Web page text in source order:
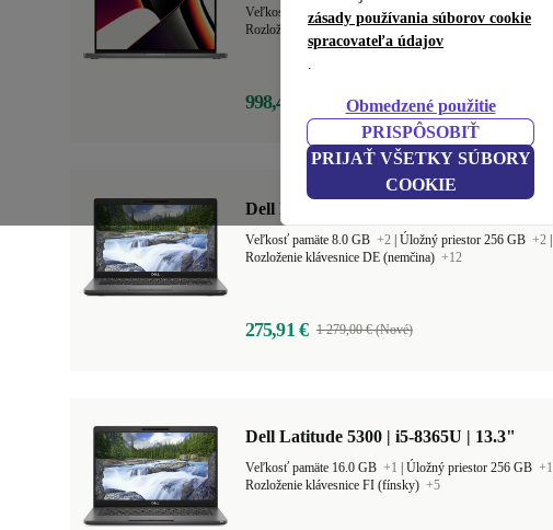
zásady používania súborov cookie
spracovateľa údajov
.
Obmedzené použitie
PRISPÔSOBIŤ
PRIJAŤ VŠETKY SÚBORY
COOKIE
Veľkosť pamäte 16.0 GB+2 |Úložný priestor 512 GB
Rozloženie klávesnice SK (slovak)+17
998,41 € 2 749,00 € (Nové)
Dell Latitude 5400 | i7-8665U | 14"
Veľkosť pamäte 8.0 GB +2 Úložný priestor 256 GB +2
Rozloženie klávesnice DE (nemčina) +12
275,91 € 1 279,00 € (Nové)
Dell Latitude 5300 | i5-8365U | 13.3"
Veľkosť pamäte 16.0 GB +1 Úložný priestor 256 GB +1
Rozloženie klávesnice FI (fínsky) +5